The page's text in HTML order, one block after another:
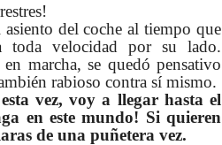
del coche al tiempo que
toda velocidad por su lado.
marcha, se quedó pensativo
rabioso contra sí mismo.
vez, voy a llegar hasta el
en este mundo! Si quieren
de una puñetera vez.